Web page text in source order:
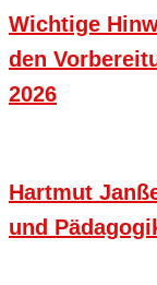
Wichtige
den
2026
Hartmut
und